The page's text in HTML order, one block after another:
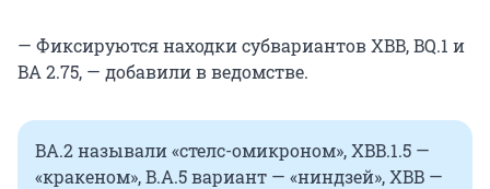
— Фиксируются находки субвариантов XBB, BQ.1 и
BA 2.75, — добавили в ведомстве.
BA.2 называли «стелс-омикроном», XBB.1.5 —
«кракеном», B.A.5 вариант — «ниндзей», XBB —